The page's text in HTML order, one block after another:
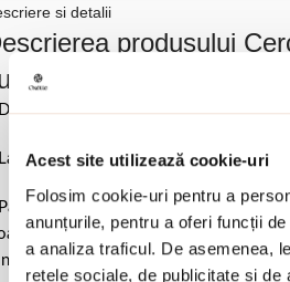
Acest site utilizează cookie-uri
Folosim cookie-uri pentru a
anunțurile, pentru a oferi funcții
a analiza traficul. De asemenea,
rețele sociale, de publicitate și de
si detalii
produsului
rodiu cu elemente
2 cm.
1.1 cm.
bijuteria in ambalajul original
pentru a evita frecarea sau lovirea
cu apa si produsele cosmetice.